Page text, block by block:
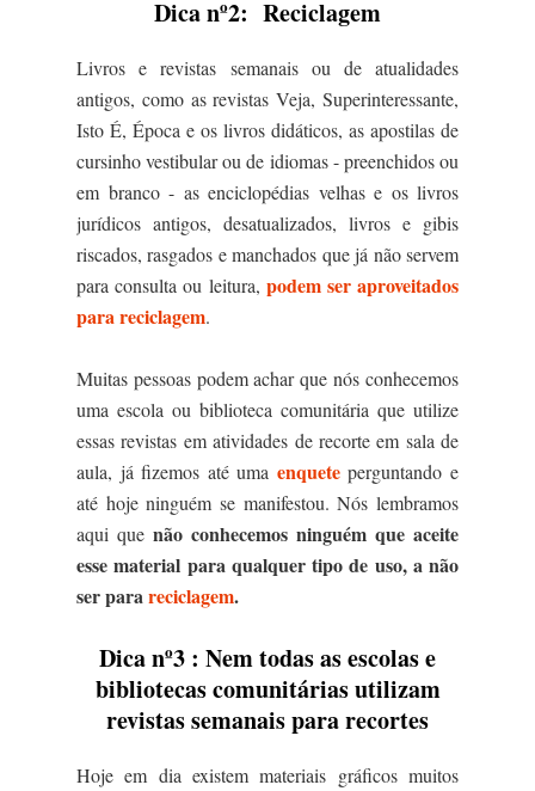
Dica nº2: Reciclagem
Livros e revistas semanais ou de atualidades
antigos, como as revistas Veja, Superinteressante,
Isto É, Época e os livros didáticos, as apostilas de
cursinho vestibular ou de idiomas - preenchidos ou
em branco - as enciclopédias velhas e os livros
jurídicos antigos, desatualizados, livros e gibis
riscados, rasgados e manchados que já não servem
para consulta ou leitura, podem ser aproveitados
para reciclagem.
Muitas pessoas podem achar que nós conhecemos
uma escola ou biblioteca comunitária que utilize
essas revistas em atividades de recorte em sala de
aula, já fizemos até uma enqueteperguntando e
até hoje ninguém se manifestou. Nós lembramos
aqui que não conhecemos ninguém que aceite
esse material para qualquer tipo de uso, a não
ser para reciclagem.
Dica nº3 : Nem todas as escolas e
bibliotecas comunitárias utilizam
revistas semanais para recortes
Hoje em dia existem materiais gráficos muitos